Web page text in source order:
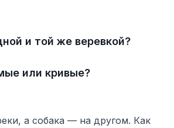
и той же веревкой?
или кривые?
а собака — на другом. Как